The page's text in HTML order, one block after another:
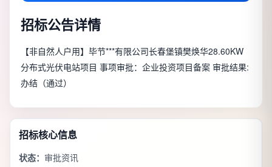
招标公告详情
【非自然人户用】毕节***有限公司长春堡镇樊焕华28.60KW
分布式光伏电站项目 事项审批：企业投资项目备案 审批结果:
办结（通过）
招标核心信息
状态： 审批资讯